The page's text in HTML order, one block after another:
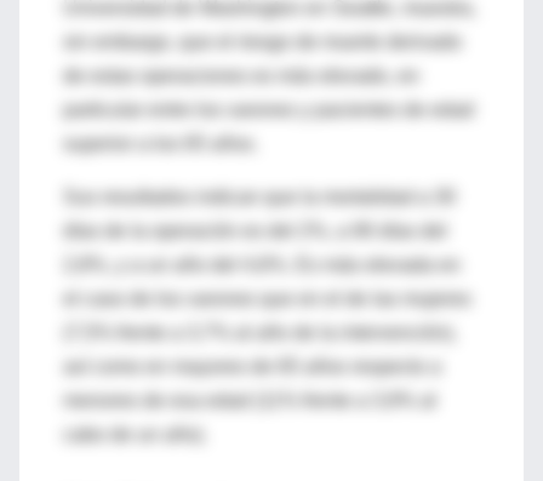
Universidad de Washington en Seattle, muestra,
sin embargo, que el riesgo de muerte derivado
superior a los 65 años.
así como en mayores de 65 años respecto a